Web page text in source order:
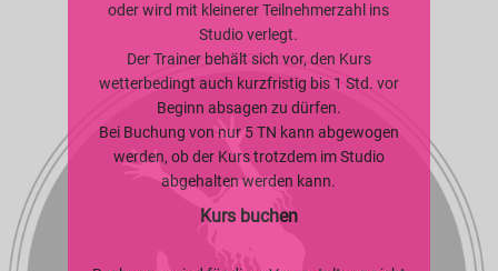
oder wird mit kleinerer Teilnehmerzahl ins
Studio verlegt.
Der Trainer behält sich vor, den Kurs
wetterbedingt auch kurzfristig bis 1 Std. vor
Beginn absagen zu dürfen.
Bei Buchung von nur 5 TN kann abgewogen
werden, ob der Kurs trotzdem im Studio
abgehalten werden kann.
Kurs buchen